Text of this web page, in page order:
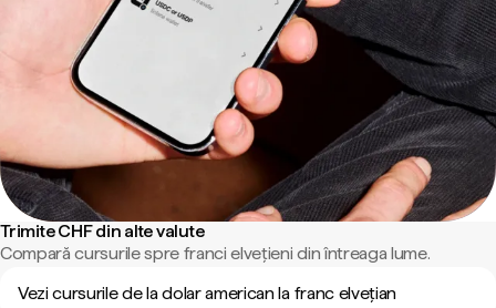
Trimite CHF din alte valute
Compară cursurile spre franci elvețieni din întreaga lume.
Vezi cursurile de la dolar american la franc elvețian